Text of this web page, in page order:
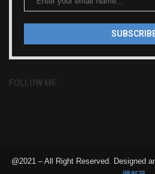
FOLLOW ME
@2021 – All Right Reserved. Designed